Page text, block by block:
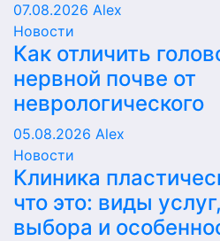
07.08.2026 Alex
Новости
Как отличить
нервной почве от
неврологического
05.08.2026 Alex
Новости
Клиника
что это: виды
выбора и